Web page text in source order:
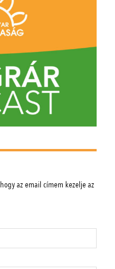
az email címem kezelje az